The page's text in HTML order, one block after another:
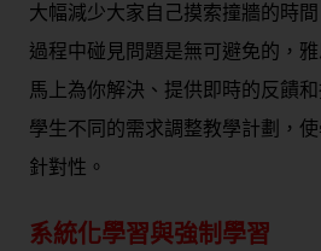
大幅減少大家自己摸索撞牆的時
過程中碰見問題是無可避免的，
馬上為你解決、提供即時的反饋
學生不同的需求調整教學計劃，
針對性。
系統化學習與強制學習